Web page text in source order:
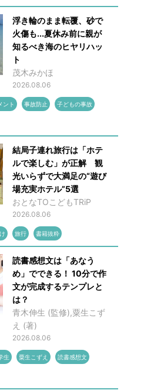
浮き輪のまま転覆、砂で
火傷も...夏休み前に親が
知るべき海のヒヤリハッ
ト
茂木みかほ
2026.08.06
ント 事故防止 子どもの事故
結局子連れ旅行は「ホテ
ルで楽しむ」が正解 観
光いらずで大満足の“遊び
場充実ホテル”5選
おとなTOこどもTRiP
2026.08.06
旅行 書籍抜粋
読書感想文は「あなう
め」でできる！ 10分で作
文が完成するテンプレと
は？
青木伸生 (監修),粟生こず
え (著)
2026.08.06
生 粟生こずえ 読書感想文